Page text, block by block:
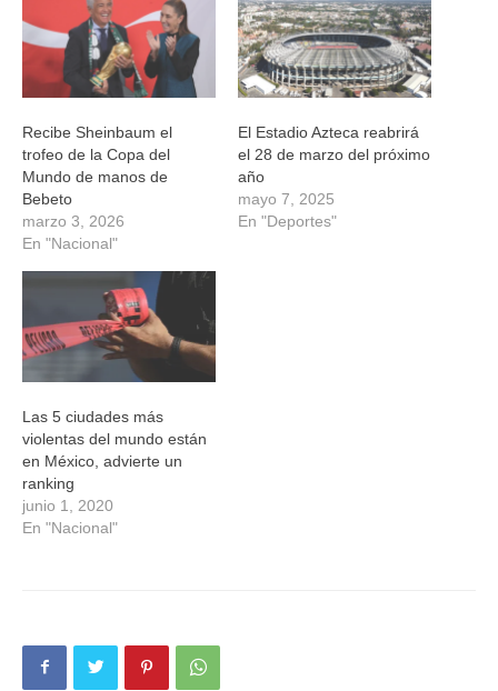
nueva) nueva) nueva) nueva)
Recibe Sheinbaum el
trofeo de la Copa del
Mundo de manos de
Bebeto
marzo 3, 2026
En "Nacional"
El Estadio Azteca reabrirá
el 28 de marzo del próximo
año
mayo 7, 2025
En "Deportes"
Las 5 ciudades más
violentas del mundo están
en México, advierte un
ranking
junio 1, 2020
En "Nacional"